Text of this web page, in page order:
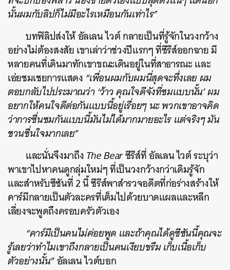
นั้นผมกับลิปก็ไม่มีอะไรเหมือนกันเท่าไร”
บทฟิลิปส่งให้ อัลเลน ไวต์ กลายเป็นที่รู้จักในวงกว้าง
อย่างไม่ต้องสงสัย เขาเล่าว่าช่วงปีแรกๆ ที่ซีรีส์ออกฉาย มี
หลายคนที่เดินมาทักเขาขณะเดินอยู่ในที่สาธารณะ และ
เอ่ยชมเชยการแสดง “เพื่อนผมกับผมนี่สุดจะทึ่งเลย ผม
ตอบกลับไปประมาณว่า ‘ว้าว คุณใจดีจังที่ชมแบบนั้น’ ผม
อยากให้คนใจดีต่อกันแบบนี้อยู่เรื่อยๆ นะ พวกเขาอาจคิด
ว่าการชื่นชมกันแบบนี้มันไม่ได้มากมายอะไร แต่จริงๆ มัน
ชวนชื่นใจมากเลย”
และนั่นจึงมาถึงThe Bearซีรีส์ที่ อัลเลน ไวต์ ระบุว่า
พาเขาไปหาคนดูกลุ่มใหม่ๆ ที่เป็นวงกว้างกว่าเดิมรู้จัก
และสำหรับซีซันที่ 2 นี้ ซีรีส์พาสำรวจอดีตที่ก่อร่างสร้างให้
คาร์มีกลายเป็นตัวละครที่เต็มไปด้วยบาดแผลและหลีก
เลี่ยงจะพูดถึงครอบครัวตัวเอง
“คาร์มีเป็นคนไม่ค่อยพูด และถ้าคุณได้ดูซีซันนี้คุณจะ
รู้เลยว่าทำไมเขาถึงกลายเป็นคนเงียบขรึม เก็บเนื้อเก็บ
ตัวอย่างนั้น”อัลเลน ไวต์บอก